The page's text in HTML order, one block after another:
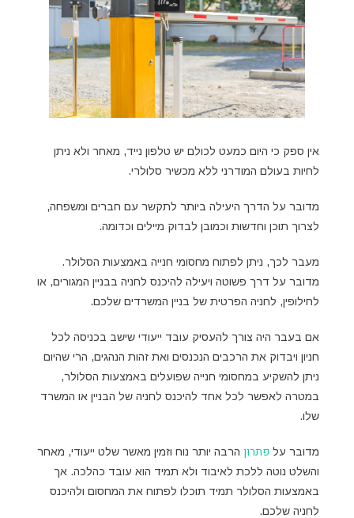
אין ספק כי היום כמעט לכולם יש טלפון נייד, מאחר ולא ניתן
לחיות בעולם המודרני ללא מכשיר סלולרי.
מדובר על הדרך היעילה ביותר לתקשר עם חברים ומשפחה,
לצרוך תוכן וחדשות וכמובן לבדוק מיילים וכדומה.
מעבר לכך, ניתן לפתוח מחסומי חנייה באמצעות הסלולר.
מדובר על דרך פשוטה ויעילה להיכנס לחניה בבניין המגורים, או
לחילופין, לחניה הפרטית של בניין המשרדים שלכם.
אם בעבר היה צורך להעסיק עובד ייעודי שישב בכניסה לכל
חניון ויבדוק את הרכבים הנכנסים ואת זהות הנהגים, הרי שהיום
ניתן להשקיע במחסומי חנייה שפועלים באמצעות הסלולר,
במטרה לאפשר לכל אחד להיכנס לחניה של הבניין או המשרד
שלו.
מדובר על פתרון הרבה יותר נוח וזמין מאשר שלט ייעודי, מאחר
והשלט נוטה ללכת לאיבוד ולא תמיד הוא עובד כהלכה. אך
באמצעות הסלולר תמיד תוכלו לפתוח את המחסום ולהיכנס
לחניה שלכם.